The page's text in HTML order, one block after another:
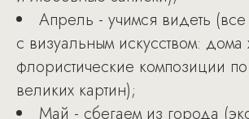
Апрель - учимся видеть
с визуальным искусством: дома
флористические композиции
великих картин);
Май - сбегаем из города